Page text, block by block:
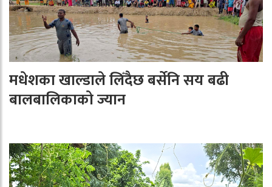
मधेशका खाल्डाले लिँदैछ बर्सेनि सय बढी
बालबालिकाको ज्यान